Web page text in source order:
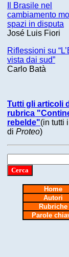
Il Brasile nel
cambiamento
spazi in disputa
José Luis Fiori
Riflessioni su
vista dai sud”
Carlo Batà
Tutti gli articoli
rubrica
rebelde"(in tutti
di Proteo)
Home
Autori
Rubriche
Parole